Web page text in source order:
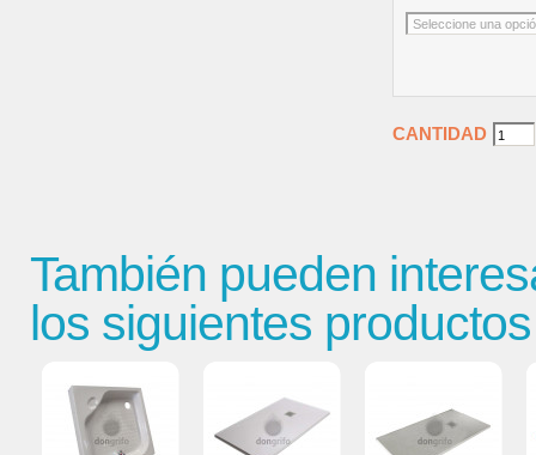
CANTIDAD
También pueden
los siguientes productos